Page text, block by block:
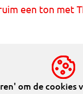
een ton met
om de cookies